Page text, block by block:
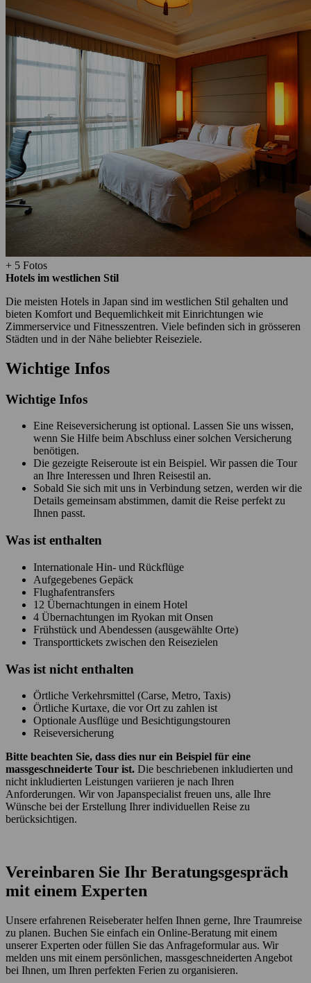
+ 5 Fotos
Hotels im westlichen Stil
Die meisten Hotels in Japan sind im westlichen Stil gehalten und
bieten Komfort und Bequemlichkeit mit Einrichtungen wie
Zimmerservice und Fitnesszentren. Viele befinden sich in grösseren
Städten und in der Nähe beliebter Reiseziele.
Wichtige Infos
Wichtige Infos
Eine Reiseversicherung ist optional. Lassen Sie uns wissen,
wenn Sie Hilfe beim Abschluss einer solchen Versicherung
benötigen.
Die gezeigte Reiseroute ist ein Beispiel. Wir passen die Tour
an Ihre Interessen und Ihren Reisestil an.
Sobald Sie sich mit uns in Verbindung setzen, werden wir die
Details gemeinsam abstimmen, damit die Reise perfekt zu
Ihnen passt.
Was ist enthalten
Internationale Hin- und Rückflüge
Aufgegebenes Gepäck
Flughafentransfers
12 Übernachtungen in einem Hotel
4 Übernachtungen im Ryokan mit Onsen
Frühstück und Abendessen (ausgewählte Orte)
Transporttickets zwischen den Reisezielen
Was ist nicht enthalten
Örtliche Verkehrsmittel (Carse, Metro, Taxis)
Örtliche Kurtaxe, die vor Ort zu zahlen ist
Optionale Ausflüge und Besichtigungstouren
Reiseversicherung
Bitte beachten Sie, dass dies nur ein Beispiel für eine
massgeschneiderte Tour ist. Die beschriebenen inkludierten und
nicht inkludierten Leistungen variieren je nach Ihren
Anforderungen. Wir von Japanspecialist freuen uns, alle Ihre
Wünsche bei der Erstellung Ihrer individuellen Reise zu
berücksichtigen.
Vereinbaren Sie Ihr Beratungsgespräch
mit einem Experten
Unsere erfahrenen Reiseberater helfen Ihnen gerne, Ihre Traumreise
zu planen. Buchen Sie einfach ein Online-Beratung mit einem
unserer Experten oder füllen Sie das Anfrageformular aus. Wir
melden uns mit einem persönlichen, massgeschneiderten Angebot
bei Ihnen, um Ihren perfekten Ferien zu organisieren.